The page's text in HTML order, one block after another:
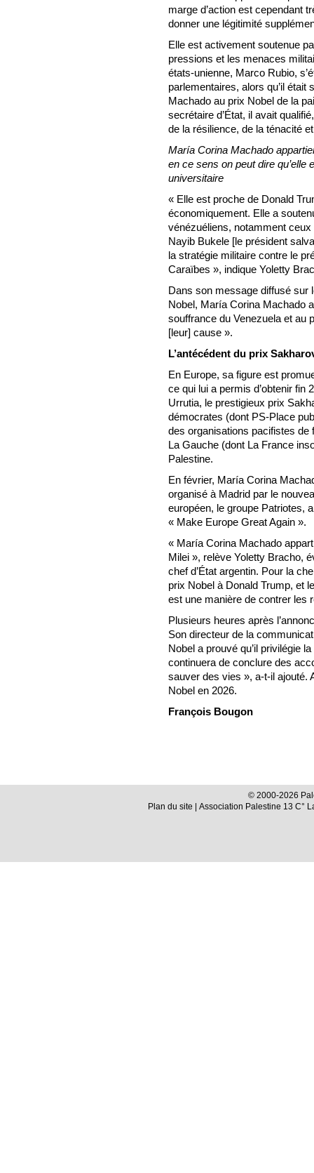
marge d’action est cependant
donner une légitimité
Elle est activement soutenue
pressions et les menaces
états-unienne, Marco Rubio,
parlementaires, alors qu’il était
Machado au prix Nobel de la
secrétaire d’État, il avait
de la résilience, de la ténacité
María Corina Machado
en ce sens on peut dire qu’elle
universitaire
« Elle est proche de Donald
économiquement. Elle a
vénézuéliens, notamment
Nayib Bukele [le président
la stratégie militaire contre le
Caraïbes », indique Yoletty
Dans son message diffusé sur
Nobel, María Corina Machado
souffrance du Venezuela et au
[leur] cause ».
L’antécédent du prix
En Europe, sa figure est
ce qui lui a permis d’obtenir fin
Urrutia, le prestigieux prix
démocrates (dont PS-Place
des organisations pacifistes de
La Gauche (dont La France
Palestine.
En février, María Corina
organisé à Madrid par le
européen, le groupe Patriotes,
« Make Europe Great Again ».
« María Corina Machado
Milei », relève Yoletty Bracho,
chef d’État argentin. Pour la
prix Nobel à Donald Trump, et
est une manière de contrer les
Plusieurs heures après
Son directeur de la
Nobel a prouvé qu’il privilégie
continuera de conclure des
sauver des vies », a-t-il ajouté.
Nobel en 2026.
François Bougon
© 2000-2026
Plan du site | Association Palestine 13 C°